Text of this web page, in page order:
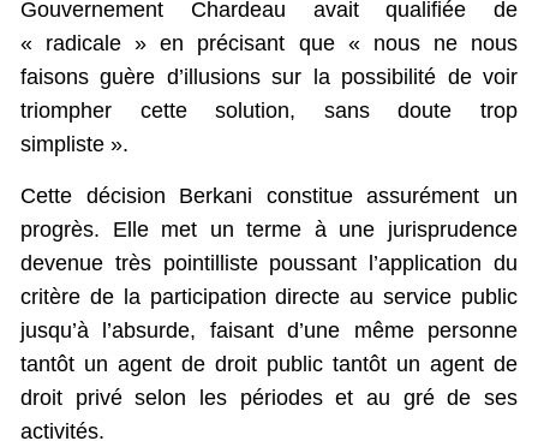
Gouvernement Chardeau avait qualifiée de
« radicale » en précisant que « nous ne nous
faisons guère d’illusions sur la possibilité de voir
triompher cette solution, sans doute trop
simpliste ».
Cette décision Berkani constitue assurément un
progrès. Elle met un terme à une jurisprudence
devenue très pointilliste poussant l’application du
critère de la participation directe au service public
jusqu’à l’absurde, faisant d’une même personne
tantôt un agent de droit public tantôt un agent de
droit privé selon les périodes et au gré de ses
activités.